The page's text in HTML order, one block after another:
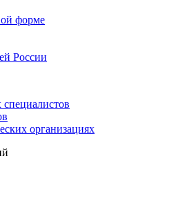
форме
России
организациях